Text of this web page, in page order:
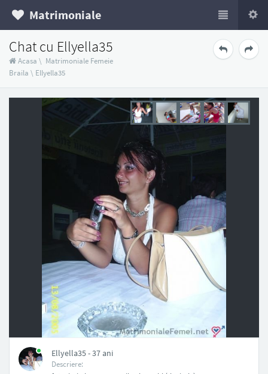
Matrimoniale
Chat cu Ellyella35
Acasa \ Matrimoniale Femeie
Braila \ Ellyella35
Ellyella35 - 37 ani
Descriere: